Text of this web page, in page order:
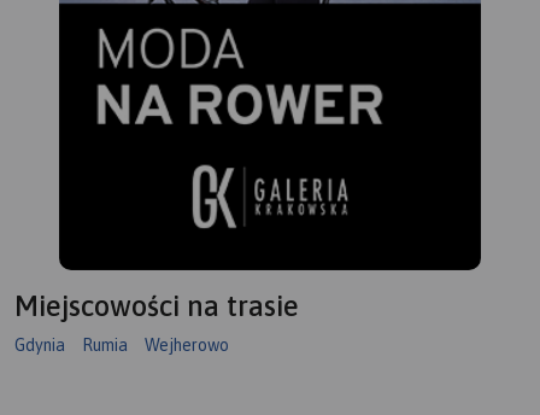
Miejscowości na trasie
Gdynia Rumia Wejherowo